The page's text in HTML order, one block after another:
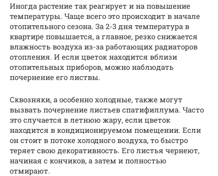
Иногда растение так реагирует и на повышение
температуры. Чаще всего это происходит в начале
отопительного сезона. За 2-3 дня температура в
квартире повышается, а главное, резко снижается
влажность воздуха из-за работающих радиаторов
отопления. И если цветок находится вблизи
отопительных приборов, можно наблюдать
почернение его листвы.
Сквозняки, а особенно холодные, также могут
вызвать почернение листьев спатифиллума. Часто
это случается в летнюю жару, если цветок
находится в кондиционируемом помещении. Если
он стоит в потоке холодного воздуха, то быстро
теряет свою декоративность. Его листья чернеют,
начиная с кончиков, а затем и полностью
отмирают.